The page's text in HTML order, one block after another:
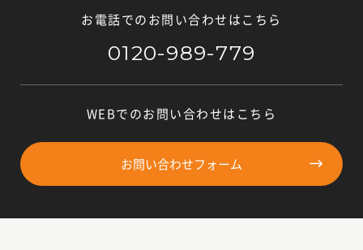
お電話でのお問い合わせはこちら
0120-989-779
WEBでのお問い合わせはこちら
お問い合わせフォーム